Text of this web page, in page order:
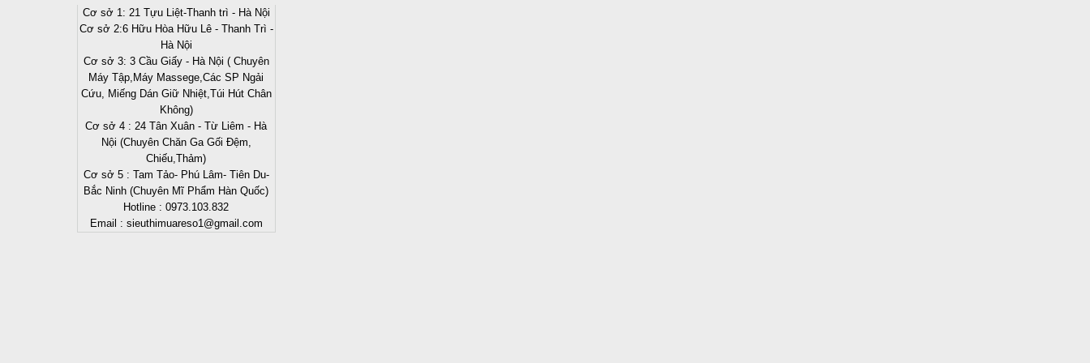
Cơ sở 1: 21 Tựu Liệt-Thanh trì - Hà Nội
Cơ sở 2:6 Hữu Hòa Hữu Lê - Thanh Trì -
Hà Nội
Cơ sở 3: 3 Cầu Giấy - Hà Nội ( Chuyên
Máy Tập,Máy Massege,Các SP Ngải
Cứu, Miếng Dán Giữ Nhiệt,Túi Hút Chân
Không)
Cơ sở 4 : 24 Tân Xuân - Từ Liêm - Hà
Nội (Chuyên Chăn Ga Gối Đệm,
Chiếu,Thảm)
Cơ sở 5 : Tam Tảo- Phú Lâm- Tiên Du-
Bắc Ninh (Chuyên Mĩ Phẩm Hàn Quốc)
Hotline : 0973.103.832
Email : sieuthimuareso1@gmail.com